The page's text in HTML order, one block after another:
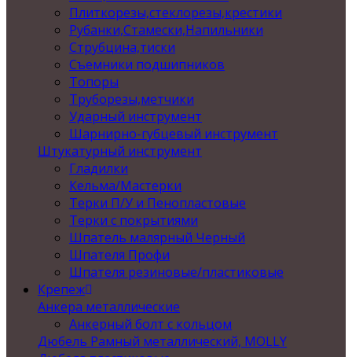
Плиткорезы,стеклорезы,крестики
Рубанки,Стамески,Напильники
Струбцина,тиски
Съемники подшипников
Топоры
Труборезы,метчики
Ударный инструмент
Шарнирно-губцевый инструмент
Штукатурный инструмент
Гладилки
Кельма/Мастерки
Терки П/У и Пенопластовые
Терки с покрытиями
Шпатель малярный Черный
Шпателя Профи
Шпателя резиновые/пластиковые
Крепеж
Анкера металлические
Анкерный болт с кольцом
Дюбель Рамный металлический, MOLLY